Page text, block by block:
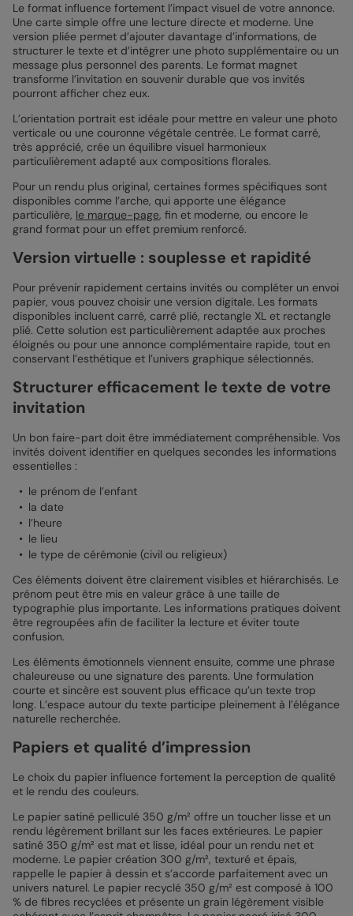
Le format influence fortement l’impact visuel de votre annonce.
Une carte simple offre une lecture directe et moderne. Une
version pliée permet d’ajouter davantage d’informations, de
structurer le texte et d’intégrer une photo supplémentaire ou un
message plus personnel des parents. Le format magnet
transforme l’invitation en souvenir durable que vos invités
pourront afficher chez eux.
L’orientation portrait est idéale pour mettre en valeur une photo
verticale ou une couronne végétale centrée. Le format carré,
très apprécié, crée un équilibre visuel harmonieux
particulièrement adapté aux compositions florales.
Pour un rendu plus original, certaines formes spécifiques sont
disponibles comme l’arche, qui apporte une élégance
particulière, le marque-page, fin et moderne, ou encore le
grand format pour un effet premium renforcé.
Version virtuelle : souplesse et rapidité
Pour prévenir rapidement certains invités ou compléter un envoi
papier, vous pouvez choisir une version digitale. Les formats
disponibles incluent carré, carré plié, rectangle XL et rectangle
plié. Cette solution est particulièrement adaptée aux proches
éloignés ou pour une annonce complémentaire rapide, tout en
conservant l’esthétique et l’univers graphique sélectionnés.
Structurer efficacement le texte de votre
invitation
Un bon faire-part doit être immédiatement compréhensible. Vos
invités doivent identifier en quelques secondes les informations
essentielles :
le prénom de l’enfant
la date
l’heure
le lieu
le type de cérémonie (civil ou religieux)
Ces éléments doivent être clairement visibles et hiérarchisés. Le
prénom peut être mis en valeur grâce à une taille de
typographie plus importante. Les informations pratiques doivent
être regroupées afin de faciliter la lecture et éviter toute
confusion.
Les éléments émotionnels viennent ensuite, comme une phrase
chaleureuse ou une signature des parents. Une formulation
courte et sincère est souvent plus efficace qu’un texte trop
long. L’espace autour du texte participe pleinement à l’élégance
naturelle recherchée.
Papiers et qualité d’impression
Le choix du papier influence fortement la perception de qualité
et le rendu des couleurs.
Le papier satiné pelliculé 350 g/m² offre un toucher lisse et un
rendu légèrement brillant sur les faces extérieures. Le papier
satiné 350 g/m² est mat et lisse, idéal pour un rendu net et
moderne. Le papier création 300 g/m², texturé et épais,
rappelle le papier à dessin et s’accorde parfaitement avec un
univers naturel. Le papier recyclé 350 g/m² est composé à 100
% de fibres recyclées et présente un grain légèrement visible